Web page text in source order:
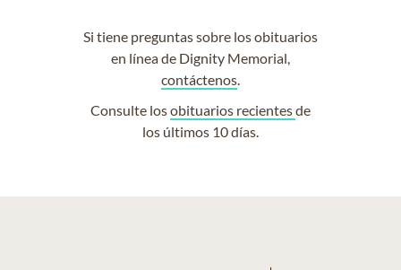
Si tiene preguntas sobre los obituarios
en línea de Dignity Memorial,
contáctenos.
Consulte losobituarios recientesde
los últimos 10 días.